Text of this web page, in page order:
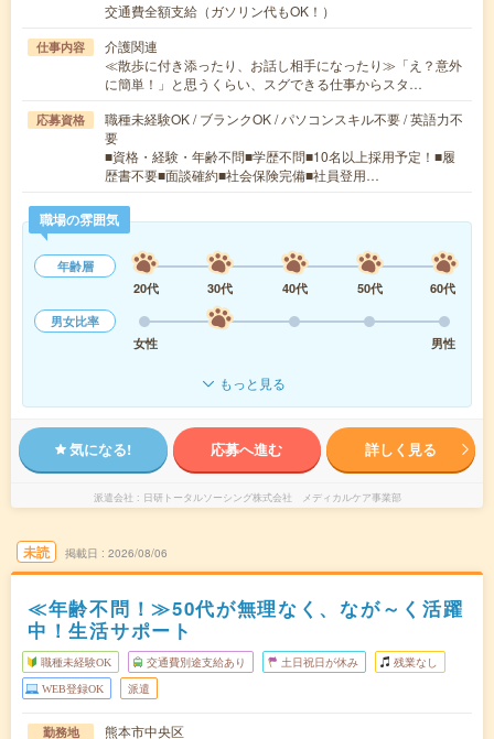
交通費全額支給（ガソリン代もOK！）
仕事内容
介護関連
≪散歩に付き添ったり、お話し相手になったり≫「え？意外
に簡単！」と思うくらい、スグできる仕事からスタ…
応募資格
職種未経験OK / ブランクOK / パソコンスキル不要 / 英語力不
要
■資格・経験・年齢不問■学歴不問■10名以上採用予定！■履
歴書不要■面談確約■社会保険完備■社員登用…
職場の雰囲気
年齢層
20代
30代 40代 50代
60代
男女比率
女性
男性
もっと見る
気になる! 応募へ進む 詳しく見る
派遣会社 日研トータルソーシング株式会社 メディカルケア事業部
未読 掲載日 2026/08/06
≪年齢不問！≫50代が無理なく、なが～く活躍
中！生活サポート
職種未経験OK 交通費別途支給あり 土日祝日が休み 残業なし
WEB登録OK 派遣
勤務地 熊本市中央区